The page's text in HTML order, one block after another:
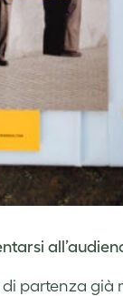
partenza già